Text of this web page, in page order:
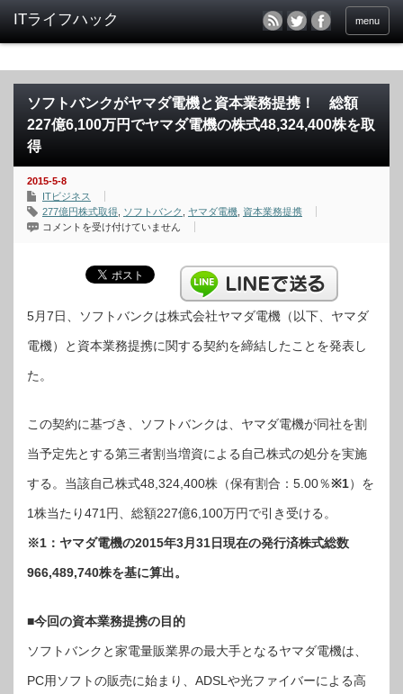
menu
ソフトバンクがヤマダ電機と資本業務提携！ 総額
227億6,100万円でヤマダ電機の株式48,324,400株を取
得
2015-5-8
ITビジネス
277億円株式取得 ソフトバンク ヤマダ電機 資本業務提携
ソ
マ
ダ
機
と
本
携！
総
227
億
万
で
ヤ
ダ
電
の
株
株
を
得
は
コメントを受け付けていません
5月7日、ソフトバンクは株式会社ヤマダ電機（以下、ヤマダ
電機）と資本業務提携に関する契約を締結したことを発表し
た。
この契約に基づき、ソフトバンクは、ヤマダ電機が同社を割
当予定先とする第三者割当増資による自己株式の処分を実施
する。当該自己株式48,324,400株（保有割合：5.00％※1）を
1株当たり471円、総額227億6,100万円で引き受ける。
※1：ヤマダ電機の2015年3月31日現在の発行済株式総数
966,489,740株を基に算出。
■今回の資本業務提携の目的
ソフトバンクと家電量販業界の最大手となるヤマダ電機は、
PC用ソフトの販売に始まり、ADSLや光ファイバーによる高